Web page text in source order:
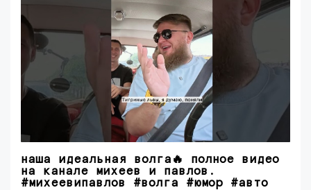
наша идеальная волга🔥 полное видео
на канале михеев и павлов.
#михеевипавлов #волга #юмор #авто